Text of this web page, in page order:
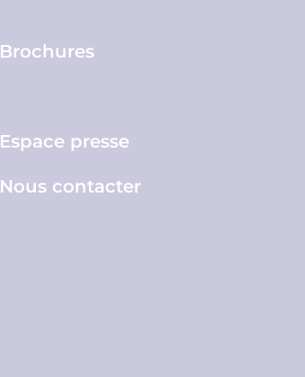
Brochures
Espace presse
Nous contacter